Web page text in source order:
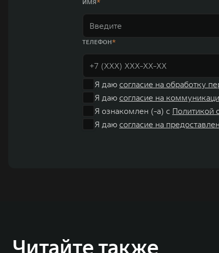
ИМЯ
ТЕЛЕФОН
Я даю согласие на обработку
Я даю согласие на
Я ознакомлен (-а) с Политикой
Я даю согласие на